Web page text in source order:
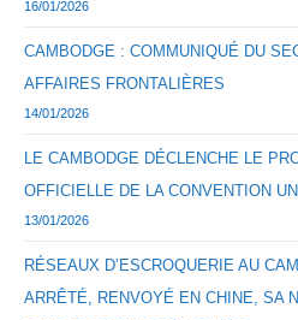
16/01/2026
CAMBODGE : COMMUNIQUÉ DU
AFFAIRES FRONTALIÈRES
14/01/2026
LE CAMBODGE DÉCLENCHE LE
OFFICIELLE DE LA CONVENTION
13/01/2026
RÉSEAUX D’ESCROQUERIE AU
ARRÊTÉ, RENVOYÉ EN CHINE, SA